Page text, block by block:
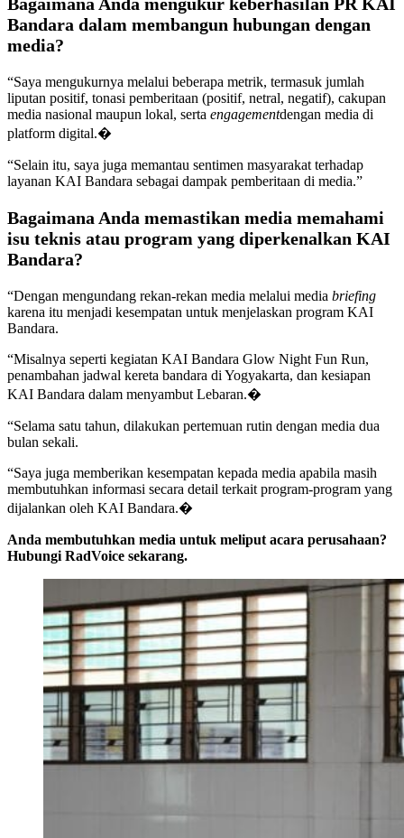
Bandara dalam membangun hubungan dengan
media?
“Saya mengukurnya melalui beberapa metrik, termasuk jumlah
liputan positif, tonasi pemberitaan (positif, netral, negatif), cakupan
media nasional maupun lokal, serta engagementdengan media di
platform digital.�
“Selain itu, saya juga memantau sentimen masyarakat terhadap
layanan KAI Bandara sebagai dampak pemberitaan di media.”
Bagaimana Anda memastikan media memahami
isu teknis atau program yang diperkenalkan KAI
Bandara?
“Dengan mengundang rekan-rekan media melalui media briefing
karena itu menjadi kesempatan untuk menjelaskan program KAI
Bandara.
“Misalnya seperti kegiatan KAI Bandara Glow Night Fun Run,
penambahan jadwal kereta bandara di Yogyakarta, dan kesiapan
KAI Bandara dalam menyambut Lebaran.�
“Selama satu tahun, dilakukan pertemuan rutin dengan media dua
bulan sekali.
“Saya juga memberikan kesempatan kepada media apabila masih
membutuhkan informasi secara detail terkait program-program yang
dijalankan oleh KAI Bandara.�
Anda membutuhkan media untuk meliput acara perusahaan?
Hubungi RadVoice sekarang.